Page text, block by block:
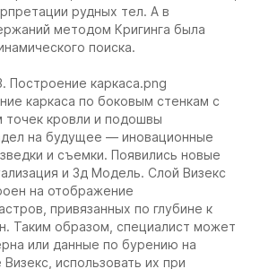
рудных тел. А в
методом Кригинга была
поиска.
каркаса по боковым стенкам с
точек кровли и подошвы
на будущее — иновационные
и съемки. Появились новые
и 3д Модель. Слой Визекс
на отображение
привязанных по глубине к
Таким образом, специалист может
или данные по бурению на
использовать их при